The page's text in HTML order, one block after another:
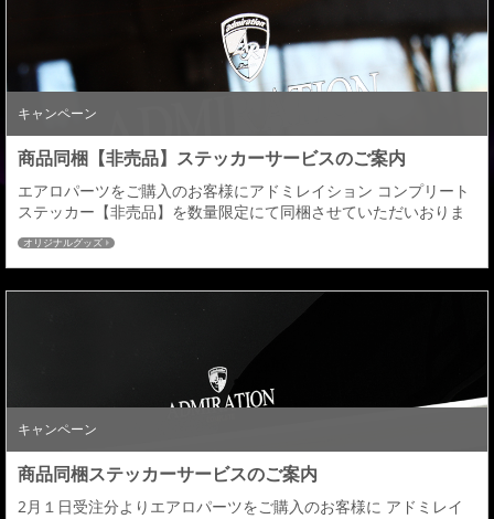
キャンペーン
商品同梱【非売品】ステッカーサービスのご案内
エアロパーツをご購入のお客様にアドミレイション コンプリート
ステッカー【非売品】を数量限定にて同梱させていただいおりま
すサービスですがご好評につき追加分が本日入荷しましたのでサ
ービスの再開をさせていただきます。 同梱条件：エアロパーツ３
点ＫＩＴ（フロント＋サイド＋リヤ）同時注文分に限り ※サイド
ステップの商品設定がない車種につきましてはフロント+リアの2
点での同梱となります。ゴールド色のＣＯＭＰＬ...
オリジナルグッズ
キャンペーン
商品同梱ステッカーサービスのご案内
2月１日受注分よりエアロパーツをご購入のお客様に アドミレイ